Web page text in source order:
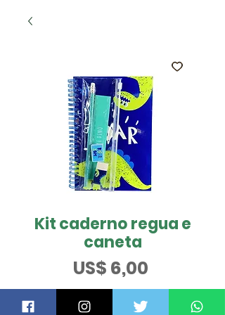
Kit caderno regua e
caneta
US$ 6,00
QUER SABER MAIS?